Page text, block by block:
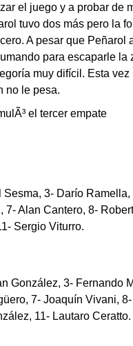
el juego y a probar de
tuvo dos más pero la
A pesar que Peñarol
para escaparle la
muy difícil. Esta
no le pesa.
3- Darío
Alan Cantero, 8-
Sergio Viturro.
González, 3- Fernando
7- Joaquín Vivani,
11- Lautaro Ceratto.